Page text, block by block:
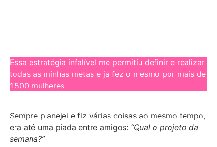
Essa estratégia infalível me permitiu definir e realizar
todas as minhas metas e já fez o mesmo por mais de
1.500 mulheres.
Sempre planejei e fiz várias coisas ao mesmo tempo,
era até uma piada entre amigos: “Qual o projeto da
semana?”